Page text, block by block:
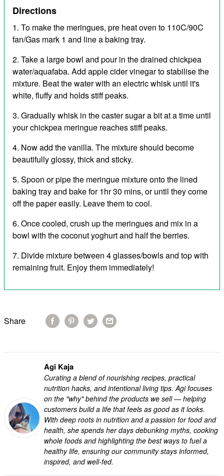
Directions
To make the meringues, pre heat oven to 110C/90C
fan/Gas mark 1 and line a baking tray.
Take a large bowl and pour in the drained chickpea
water/aquafaba. Add apple cider vinegar to stabilise the
mixture. Beat the water with an electric whisk until it's
white, fluffy and holds stiff peaks.
Gradually whisk in the caster sugar a bit at a time until
your chickpea meringue reaches stiff peaks.
Now add the vanilla. The mixture should become
beautifully glossy, thick and sticky.
Spoon or pipe the meringue mixture onto the lined
baking tray and bake for 1hr 30 mins, or until they come
off the paper easily. Leave them to cool.
Once cooled, crush up the meringues and mix in a
bowl with the coconut yoghurt and half the berries.
Divide mixture between 4 glasses/bowls and top with
remaining fruit. Enjoy them immediately!
Share
Agi Kaja
Curating a blend of nourishing recipes, practical
nutrition hacks, and intentional living tips. Agi focuses
on the "why" behind the products we sell — helping
customers build a life that feels as good as it looks.
With deep roots in nutrition and a passion for food and
health, she spends her days debunking myths, cooking
whole foods and highlighting the best ways to fuel a
healthy life, ensuring our community stays informed,
inspired, and well-fed.